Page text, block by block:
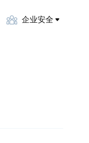
企业安全